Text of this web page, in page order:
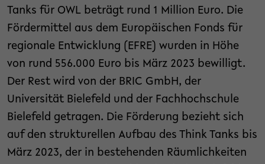
Tanks für OWL beträgt rund 1 Million Euro. Die
Fördermittel aus dem Europäischen Fonds für
regionale Entwicklung (EFRE) wurden in Höhe
von rund 556.000 Euro bis März 2023 bewilligt.
Der Rest wird von der BRIC GmbH, der
Universität Bielefeld und der Fachhochschule
Bielefeld getragen. Die Förderung bezieht sich
auf den strukturellen Aufbau des Think Tanks bis
März 2023, der in bestehenden Räumlichkeiten